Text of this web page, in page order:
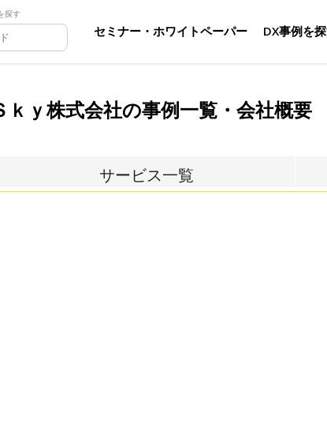
探す
セミナー・ホワイトペーパー DX事例を
ｋｙ株式会社の事例一覧・会社概要
サービス一覧